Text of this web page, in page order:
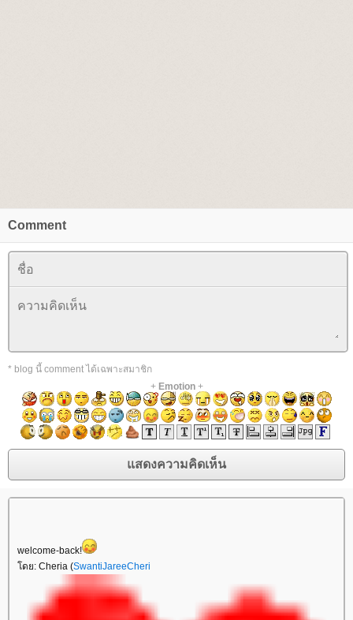
Comment
* blog นี้ comment ได้เฉพาะสมาชิก
+ Emotion+
welcome-back!
ดย: Cheria (SwantiJareeCheri